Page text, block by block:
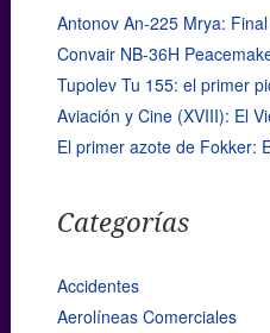
Antonov An-225 Mrya:
Convair NB-36H
Tupolev Tu 155: el primer
Aviación y Cine (XVIII): El
El primer azote de Fokker:
Categorías
Accidentes
Aerolíneas Comerciales